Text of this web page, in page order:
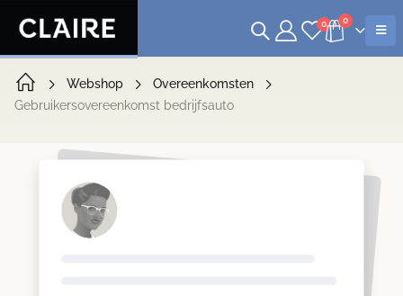
0 0
Webshop
Overeenkomsten
Gebruikersovereenkomst bedrijfsauto